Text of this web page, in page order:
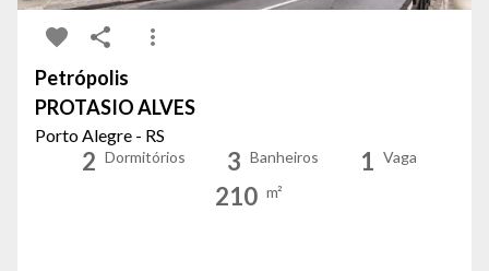
Petrópolis
PROTASIO ALVES
Porto Alegre - RS
2 Dormitórios 3 Banheiros 1 Vaga
210 m²